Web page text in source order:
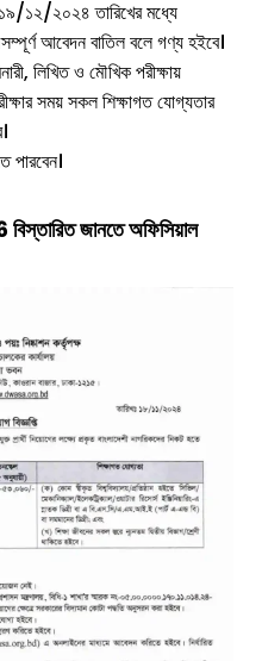
১২/২০২৪ তারিখের মধ্যে
আবেদন বাতিল বলে গণ্য হইবে।
লিখিত ও মৌখিক পরীক্ষায়
সময় সকল শিক্ষাগত যোগ্যতার
পারবেন।
বিস্তারিত জানতে অফিসিয়াল